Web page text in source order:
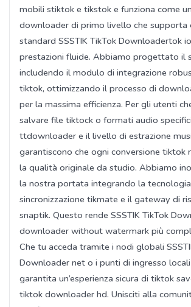
mobili stiktok e tikstok e funziona come
downloader di primo livello che supporta
standard SSSTIK TikTok Downloadertok
prestazioni fluide. Abbiamo progettato il
includendo il modulo di integrazione
tiktok, ottimizzando il processo di
per la massima efficienza. Per gli utenti
salvare file tiktock o formati audio
ttdownloader e il livello di estrazione
garantiscono che ogni conversione tiktok
la qualità originale da studio. Abbiamo
la nostra portata integrando la
sincronizzazione tikmate e il gateway di
snaptik. Questo rende SSSTIK TikTok
downloader without watermark più
Che tu acceda tramite i nodi globali
Downloader net o i punti di ingresso
garantita un’esperienza sicura di tiktok
tiktok downloader hd. Unisciti alla